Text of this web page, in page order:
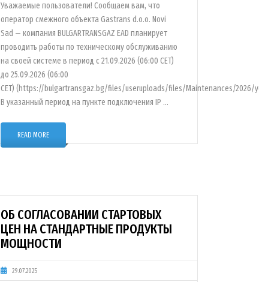
Уважаемые пользователи! Сообщаем вам, что
оператор смежного объекта Gastrans d.o.o. Novi
Sad — компания BULGARTRANSGAZ EAD планирует
проводить работы по техническому обслуживанию
на своей системе в период с 21.09.2026 (06:00 CET)
до 25.09.2026 (06:00
CET) (https://bulgartransgaz.bg/files/useruploads/files/Maintenances/2026/
В указанный период на пункте подключения IP …
READ MORE
ОБ СОГЛАСОВАНИИ СТАРТОВЫХ
ЦЕН НА СТАНДАРТНЫЕ ПРОДУКТЫ
МОЩНОСТИ
29.07.2025